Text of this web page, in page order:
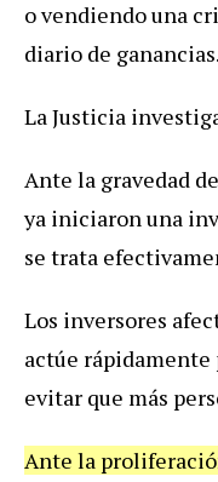
o vendiendo una
diario de
La Justicia
Ante la gravedad
ya iniciaron una
se trata
Los inversores
actúe rápidamente
evitar que más
Ante la